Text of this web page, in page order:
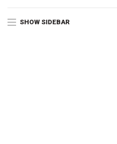
SHOW SIDEBAR